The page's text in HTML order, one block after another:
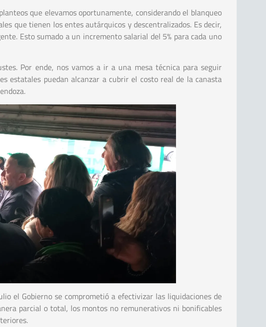
que elevamos oportunamente, considerando el blanqueo
que tienen los entes autárquicos y descentralizados. Es decir,
Esto sumado a un incremento salarial del 5% para cada uno
Por ende, nos vamos a ir a una mesa técnica para seguir
estatales puedan alcanzar a cubrir el costo real de la canasta
el Gobierno se comprometió a efectivizar las liquidaciones de
parcial o total, los montos no remunerativos ni bonificables